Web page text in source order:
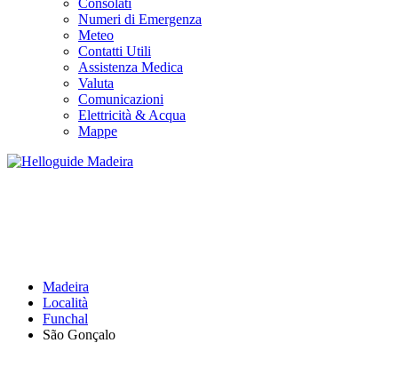
Consolati
Numeri di Emergenza
Meteo
Contatti Utili
Assistenza Medica
Valuta
Comunicazioni
Elettricità & Acqua
Mappe
Madeira
Località
Funchal
São Gonçalo